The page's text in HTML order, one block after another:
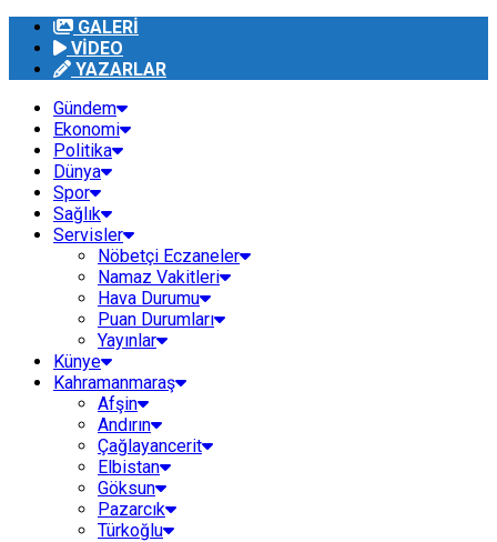
GALERİ
VİDEO
YAZARLAR
Gündem
Ekonomi
Politika
Dünya
Spor
Sağlık
Servisler
Nöbetçi Eczaneler
Namaz Vakitleri
Hava Durumu
Puan Durumları
Yayınlar
Künye
Kahramanmaraş
Afşin
Andırın
Çağlayancerit
Elbistan
Göksun
Pazarcık
Türkoğlu